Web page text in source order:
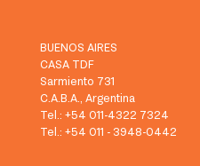
BUENOS AIRES
CASA TDF
Sarmiento 731
C.A.B.A., Argentina
Tel.: +54 011-4322 7324
Tel.: +54 011 - 3948-0442